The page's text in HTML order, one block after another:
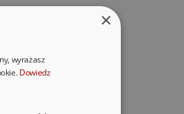
×
wyrażasz
Dowiedz